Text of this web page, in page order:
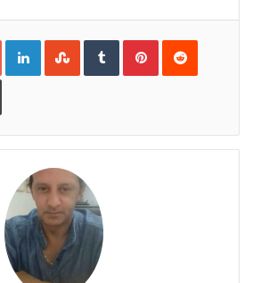
Google+LinkedInStumbleUpon
TumblrPinterestReddit
Print